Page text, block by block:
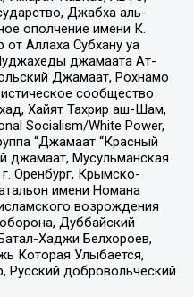
Джабха аль-
ополчение имени К.
Аллаха Субхану уа
джамаата Ат-
Джамаат, Рохнамо
сообщество
Хайят Тахрир аш-Шам,
Socialism/White Power,
“Джамаат “Красный
джамаат, Мусульманская
Оренбург, Крымско-
имени Номана
возрождения
Дуббайский
Хаджи Белхороев,
Которая Улыбается,
Русский добровольческий